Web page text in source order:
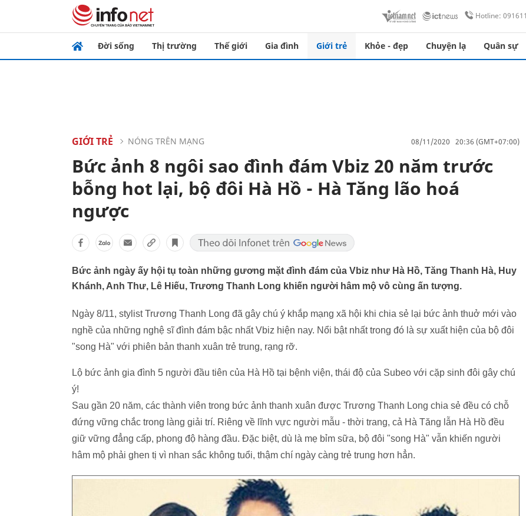
Hotline:
Đời sống Thị trường Thế giới Gia đình Giới trẻ Khỏe - đẹp Chuyện lạ Quân sự
GIỚI TRẺ NÓNG TRÊN MẠNG 08/11/2020 20:36 (GMT+07:00)
Bức ảnh 8 ngôi sao đình đám Vbiz 20 năm trước
bỗng hot lại, bộ đôi Hà Hồ - Hà Tăng lão hoá
ngược
Bức ảnh ngày ấy hội tụ toàn những gương mặt đình đám của Vbiz như Hà Hồ, Tăng Thanh Hà, Huy
Khánh, Anh Thư, Lê Hiếu, Trương Thanh Long khiến người hâm mộ vô cùng ấn tượng.
Ngày 8/11, stylist Trương Thanh Long đã gây chú ý khắp mạng xã hội khi chia sẻ lại bức ảnh thuở mới vào
nghề của những nghệ sĩ đình đám bậc nhất Vbiz hiện nay. Nổi bật nhất trong đó là sự xuất hiện của bộ đôi
"song Hà" với phiên bản thanh xuân trẻ trung, rạng rỡ.
Lộ bức ảnh gia đình 5 người đầu tiên của Hà Hồ tại bệnh viện, thái độ của Subeo với cặp sinh đôi gây chú
ý!
Sau gần 20 năm, các thành viên trong bức ảnh thanh xuân được Trương Thanh Long chia sẻ đều có chỗ
đứng vững chắc trong làng giải trí. Riêng về lĩnh vực người mẫu - thời trang, cả Hà Tăng lẫn Hà Hồ đều
giữ vững đẳng cấp, phong độ hàng đầu. Đặc biệt, dù là mẹ bỉm sữa, bộ đôi "song Hà" vẫn khiến người
hâm mộ phải ghen tị vì nhan sắc không tuổi, thậm chí ngày càng trẻ trung hơn hẳn.